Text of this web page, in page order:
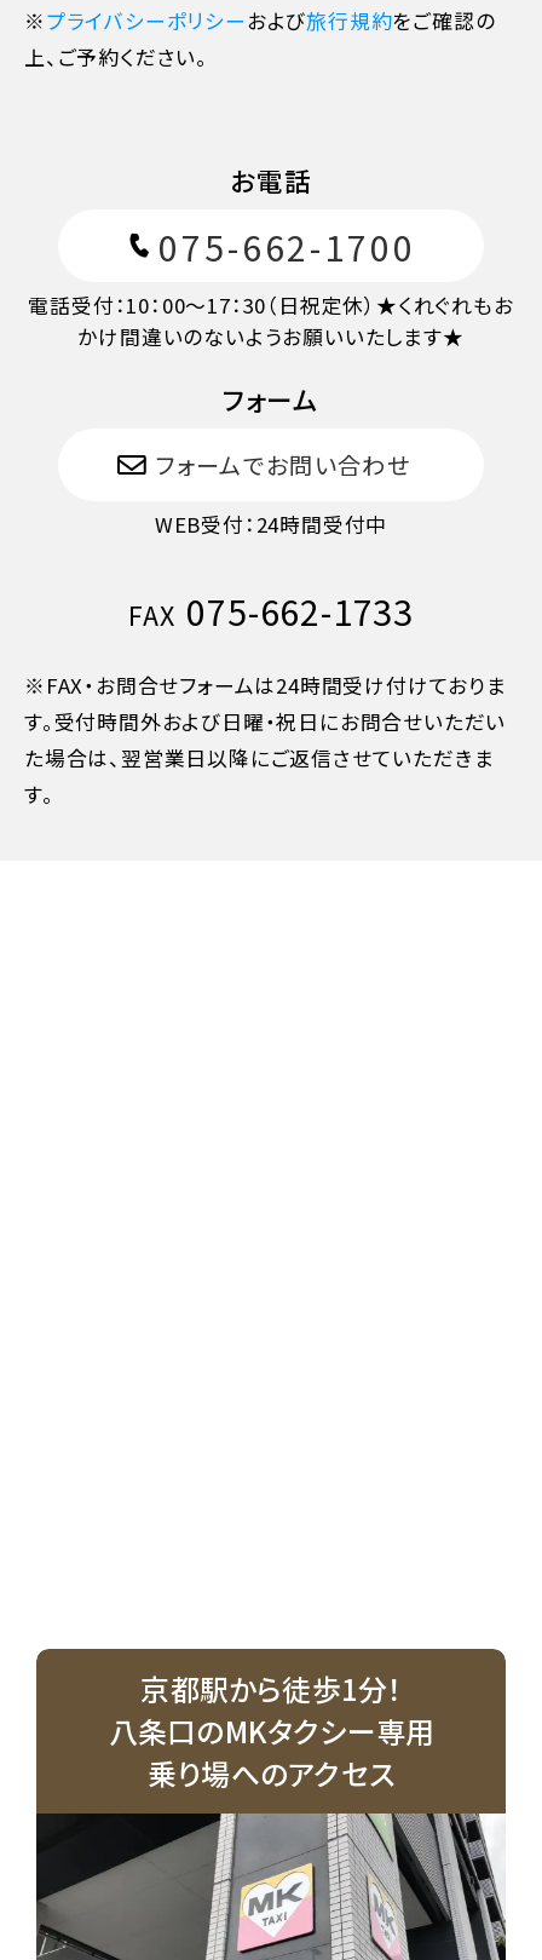
11日目に当たる日以前 無料
7日目に当たる日以降
※プライバシーポリシーおよび旅行規約をご確認の
上、ご予約ください。
お電話
075-662-1700
電話受付：10：00～17：30（日祝定休）★くれぐれもお
かけ間違いのないようお願いいたします★
フォーム
フォームでお問い合わせ
WEB受付：24時間受付中
FAX 075-662-1733
※FAX・お問合せフォームは24時間受け付けておりま
す。受付時間外および日曜・祝日にお問合せいただい
た場合は、翌営業日以降にご返信させていただきま
す。
京都駅から徒歩1分！
八条口のMKタクシー専用
乗り場へのアクセス